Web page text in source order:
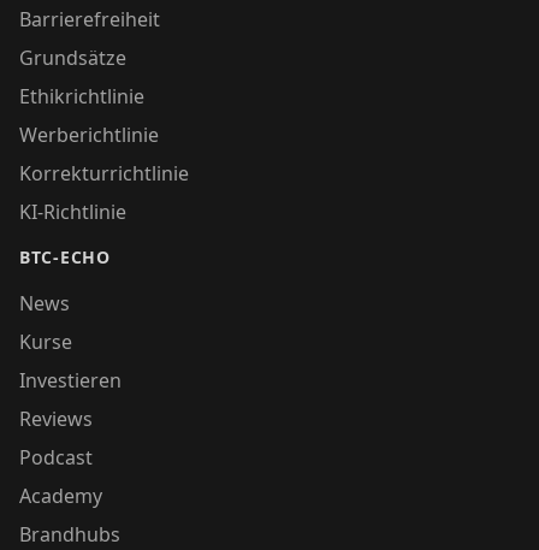
Barrierefreiheit
Grundsätze
Ethikrichtlinie
Werberichtlinie
Korrekturrichtlinie
KI-Richtlinie
BTC-ECHO
News
Kurse
Investieren
Reviews
Podcast
Academy
Brandhubs